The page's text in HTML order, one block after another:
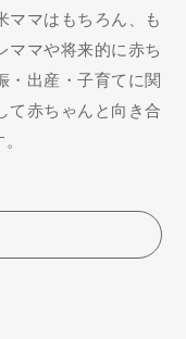
ママはもちろん、も
ママや将来的に赤ち
・出産・子育てに関
て赤ちゃんと向き合